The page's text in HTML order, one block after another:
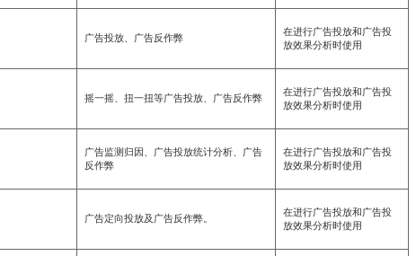
广告投放、广告反作弊
在进行广告投放和广告投
放效果分析时使用
摇一摇、扭一扭等广告投放、广告反作弊
在进行广告投放和广告投
放效果分析时使用
广告监测归因、广告投放统计分析、广告
反作弊
在进行广告投放和广告投
放效果分析时使用
广告定向投放及广告反作弊。
在进行广告投放和广告投
放效果分析时使用